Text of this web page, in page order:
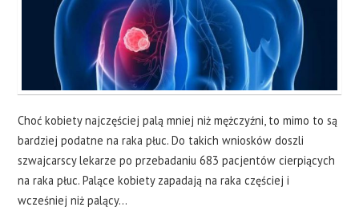
Choć kobiety najczęściej palą mniej niż mężczyźni, to mimo to są
bardziej podatne na raka płuc. Do takich wniosków doszli
szwajcarscy lekarze po przebadaniu 683 pacjentów cierpiących
na raka płuc. Palące kobiety zapadają na raka częściej i
wcześniej niż palący…